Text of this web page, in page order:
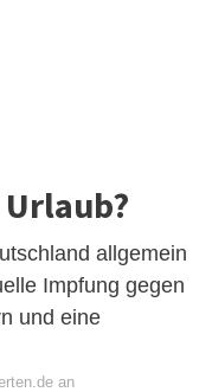
allgemein
Impfung gegen
und eine
an